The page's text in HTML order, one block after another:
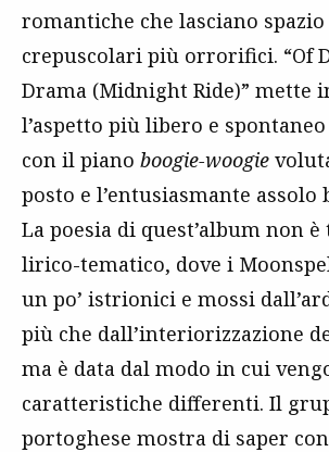
romantiche che lasciano
crepuscolari più orrorifici. “Of
Drama (Midnight Ride)” mette
l’aspetto più libero e
con il piano boogie-woogie
posto e l’entusiasmante assolo
La poesia di quest’album non
lirico-tematico, dove i
un po’ istrionici e mossi
più che dall’interiorizzazione
ma è data dal modo in cui
caratteristiche differenti. Il
portoghese mostra di saper